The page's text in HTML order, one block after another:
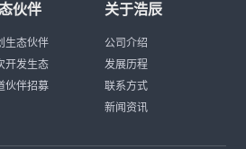
伙伴
生态伙伴
开发生态
伙伴招募
关于浩辰
公司介绍
发展历程
联系方式
新闻资讯